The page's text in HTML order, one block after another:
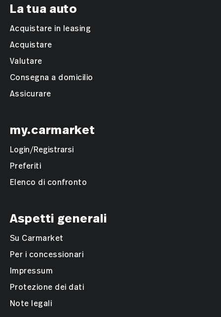
La tua auto
Acquistare in leasing
Acquistare
Valutare
Consegna a domicilio
Assicurare
my.carmarket
Login/Registrarsi
Preferiti
Elenco di confronto
Aspetti generali
Su Carmarket
Per i concessionari
Impressum
Protezione dei dati
Note legali